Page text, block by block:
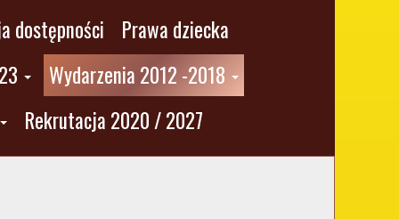
dostępności
Prawa dziecka
Wydarzenia 2012 -2018
Rekrutacja 2020 / 2027